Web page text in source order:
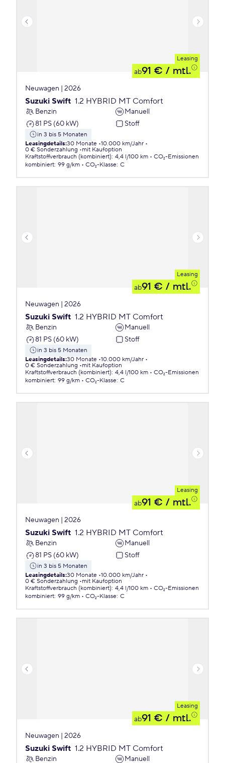
Leasing
ab91 € / mtl.
Neuwagen | 2026
Suzuki Swift 1.2 HYBRID MT Comfort
Benzin
Manuell
81 PS (60 kW)
Stoff
in 3 bis 5 Monaten
Leasingdetails:30 Monate 10.000 km/Jahr
0 € Sonderzahlung
mit Kaufoption
Kraftstoffverbrauch (kombiniert): 4,4 l/100 km
CO₂-Emissionen
kombiniert: 99 g/km CO₂-Klasse: C
Leasing
ab91 € / mtl.
Neuwagen | 2026
Suzuki Swift 1.2 HYBRID MT Comfort
Benzin
Manuell
81 PS (60 kW)
Stoff
in 3 bis 5 Monaten
Leasingdetails:30 Monate 10.000 km/Jahr
0 € Sonderzahlung
mit Kaufoption
Kraftstoffverbrauch (kombiniert): 4,4 l/100 km
CO₂-Emissionen
kombiniert: 99 g/km CO₂-Klasse: C
Leasing
ab91 € / mtl.
Neuwagen | 2026
Suzuki Swift 1.2 HYBRID MT Comfort
Benzin
Manuell
81 PS (60 kW)
Stoff
in 3 bis 5 Monaten
Leasingdetails:30 Monate 10.000 km/Jahr
0 € Sonderzahlung
mit Kaufoption
Kraftstoffverbrauch (kombiniert): 4,4 l/100 km
CO₂-Emissionen
kombiniert: 99 g/km CO₂-Klasse: C
Leasing
ab91 € / mtl.
Neuwagen | 2026
Suzuki Swift 1.2 HYBRID MT Comfort
Benzin Manuell